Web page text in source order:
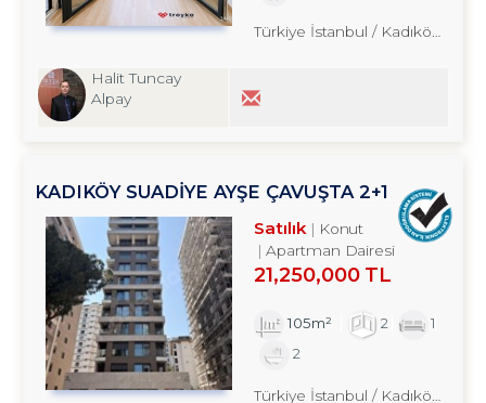
Türkiye İstanbul / Kadıköy/
Halit Tuncay
Alpay
KADIKÖY SUADİYE AYŞE ÇAVUŞTA 2+1
SATILIK DAİRE TROYKADAN
Satılık
Konut
Apartman Dairesi
21,250,000 TL
105m² 2
1
2